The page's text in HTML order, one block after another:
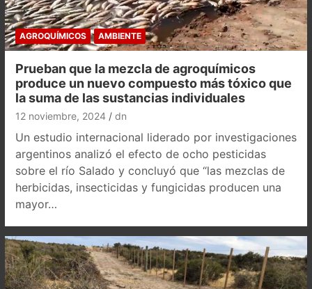
AGROQUÍMICOS AMBIENTE
Prueban que la mezcla de agroquímicos
produce un nuevo compuesto más tóxico que
la suma de las sustancias individuales
12 noviembre, 2024 dn
Un estudio internacional liderado por investigaciones
argentinos analizó el efecto de ocho pesticidas
sobre el río Salado y concluyó que “las mezclas de
herbicidas, insecticidas y fungicidas producen una
mayor…